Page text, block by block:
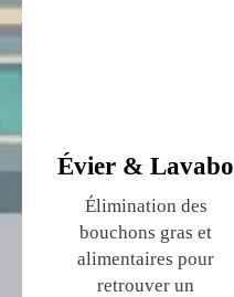
Évier & Lavabo
Élimination des
bouchons gras et
alimentaires pour
retrouver un